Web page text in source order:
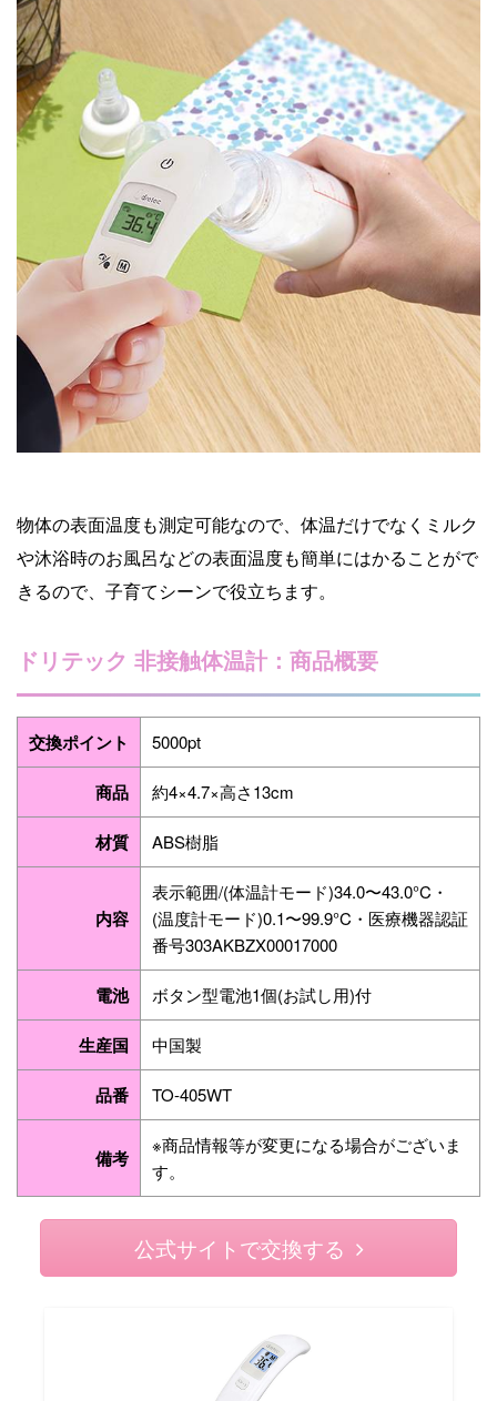
物体の表面温度も測定可能なので、体温だけでなくミルク
や沐浴時のお風呂などの表面温度も簡単にはかることがで
きるので、子育てシーンで役立ちます。
ドリテック 非接触体温計：商品概要
交換ポイント 5000pt
商品 約4×4.7×高さ13cm
材質 ABS樹脂
内容
表示範囲/(体温計モード)34.0〜43.0°C・
(温度計モード)0.1〜99.9°C・医療機器認証
番号303AKBZX00017000
電池 ボタン型電池1個(お試し用)付
生産国 中国製
品番 TO-405WT
備考
※商品情報等が変更になる場合がございま
す。
公式サイトで交換する